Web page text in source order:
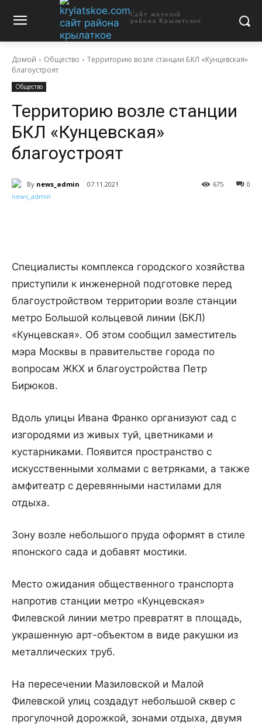
Сайт жителей
района Крылатское
Домой Общество
Территорию возле станции БКЛ «Кунцевская»
благоустроят
Общество
Территорию возле станции
БКЛ «Кунцевская»
благоустроят
By news_admin 07.11.2021 0
675
Специалисты комплекса городского хозяйства
приступили к инженерной подготовке перед
благоустройством территории возле станции
метро Большой кольцевой линии (БКЛ)
«Кунцевская». Об этом сообщил заместитель
мэра Москвы в правительстве города по
вопросам ЖКХ и благоустройства Петр
Бирюков.
Вдоль улицы Ивана Франко организуют сад с
изгородями из живых туй, цветниками и
кустарниками. Появится пространство с
искусственными холмами с ветряками, а также
амфитеатр с деревянными настилами для
отдыха.
Зону возле небольшого пруда оформят в стиле
японского сада и добавят мостики.
Место ожидания общественного транспорта
напротив станции метро «Кунцевская»
Филевской линии метро превратят в площадь,
украшенную арт-объектом в виде ракушки из
металлических труб.
На пересечении Мазиловской и Малой
Филевской улиц создадут небольшой сквер с
прогулочной дорожкой, зонами отдыха, двумя